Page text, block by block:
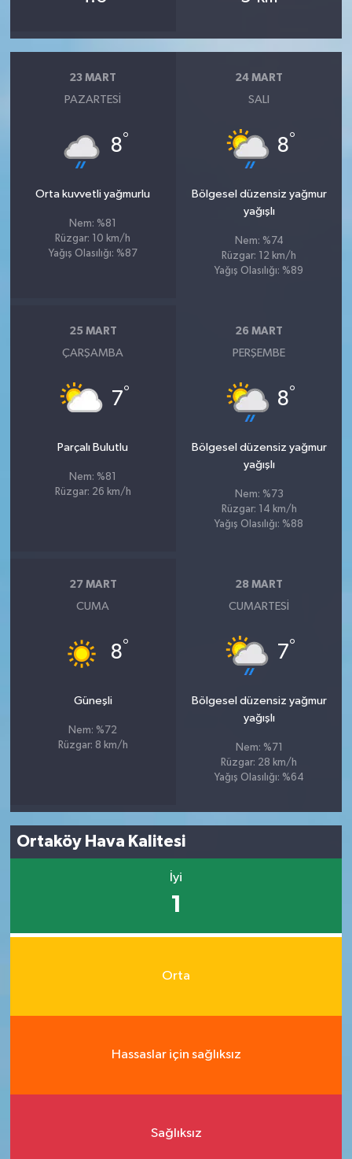
23 MART
PAZARTESI
8°
Orta kuvvetli yağmurlu
Nem: %81
Rüzgar: 10 km/h
Yağış Olasılığı: %87
24 MART
SALI
8°
Bölgesel düzensiz yağmur
yağışlı
Nem: %74
Rüzgar: 12 km/h
Yağış Olasılığı: %89
25 MART
ÇARŞAMBA
7°
Parçalı Bulutlu
Nem: %81
Rüzgar: 26 km/h
26 MART
PERŞEMBE
8°
Bölgesel düzensiz yağmur
yağışlı
Nem: %73
Rüzgar: 14 km/h
Yağış Olasılığı: %88
27 MART
CUMA
8°
Güneşli
Nem: %72
Rüzgar: 8 km/h
28 MART
CUMARTESI
7°
Bölgesel düzensiz yağmur
yağışlı
Nem: %71
Rüzgar: 28 km/h
Yağış Olasılığı: %64
Ortaköy Hava Kalitesi
İyi
1
Orta
Hassaslar için sağlıksız
Sağlıksız